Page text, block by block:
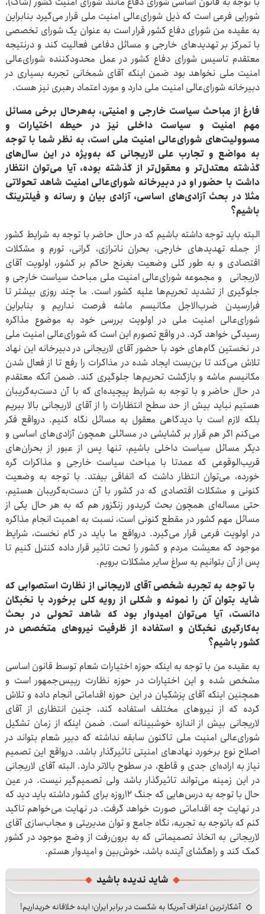
شورایی فرعی است که ذیل شورای‌عالی امنیت ملی قرار می‌گیرد بنابراین
به عقیده من شورای دفاع کشور قرار است به‌ عنوان یک شورای تخصصی
با تمرکز بر تهدیدهای خارجی و مسائل دفاعی فعالیت کند و درنتیجه
معتقدم تاسیس شورای دفاع کشور در عمل محدودکننده شورای‌عالی
امنیت ملی نخواهد بود ضمن اینکه آقای شمخانی تجربه بسیاری در
دبیرخانه شورای‌عالی امنیت ملی دارد و مورد اعتماد رهبری نیز هست.
فارغ از مباحث سیاست خارجی و امنیتی، به‌هرحال برخی مسائل
مهم امنیت و سیاست داخلی نیز در حیطه اختیارات و
مسوولیت‌های شورای‌عالی امنیت ملی است، به نظر شما با توجه
به مواضع و تجارب علی لاریجانی که به‌ویژه در این سال‌های
گذشته معتدل‌تر و معقول‌تر از گذشته بوده، آیا می‌توان انتظار
داشت با حضور او در دبیرخانه شورای‌عالی امنیت شاهد تحولاتی
مثلا در بحث آزادی‌های اساسی، آزادی بیان و رسانه و فیلترینگ
باشیم؟
البته باید توجه داشته باشیم که در حال حاضر با توجه به شرایط کشور
از جمله تهدیدهای خارجی، بحران ناترازی، گرانی، تورم و مشکلات
اقتصادی و به طور کلی وضعیت بغرنج حاکم بر کشور، اولویت آقای
لاریجانی و مجموعه شورای‌عالی امنیت ملی مباحث سیاست خارجی و
جلوگیری از تشدید تحریم‌ها علیه کشور است. ما چند روزی بیشتر تا
فرارسیدن ضرب‌الاجل مکانیسم ماشه فرصت نداریم و بنابراین
شورای‌عالی امنیت ملی در اولویت بررسی خود به موضوع مذاکره
رسیدگی خواهد کرد. در واقع تصورم این است که شورای‌عالی امنیت ملی
در نخستین گام‌های خود با حضور آقای لاریجانی در دبیرخانه این نهاد
تلاش می‌کند تا بن‌بست ایجاد شده در مذاکرات را رفع تا از فعال شدن
مکانیسم ماشه و بازگشت تحریم‌ها جلوگیری کند. ضمن آنکه معتقدم
در حال حاضر و با توجه به شرایط پیچیده‌ای که با آن دست‌به‌گریبان
هستیم نباید بیش از حد سطح انتظارات را از آقای لاریجانی بالا ببریم
بلکه لازم است با دیدگاهی معقول به مسائل نگاه کنیم. درواقع فکر
می‌کنم اگر هم قرار بر گشایشی در مسائلی همچون آزادی‌های اساسی و
دیگر مسائل سیاست داخلی باشیم، تنها پس از عبور از بحران‌های
قریب‌الوقوعی که عمدتا با مباحث سیاست خارجی و مذاکرات گره
خورده، می‌توان انتظار داشت که اتفاقی بیفتد. با توجه به وضعیت
کنونی و مشکلات اقتصادی که در کشور با آن دست‌به‌گریبان هستیم،
حتی مساله‌ای همچون بحث کریدور زنگزور هم که به هر حال یکی از
مسائل مهم کشور در مقطع کنونی است، نسبت به اهمیت انجام مذاکره
در اولویت فرعی قرار می‌گیرد. درواقع ما باید در گام نخست، شرایط
موجود که معیشت مردم و کشور را تحت تاثیر قرار داده کنترل کنیم تا
پس از آن بتوانیم به سراغ سایر مشکلات برویم.
با توجه به تجربه شخصی آقای لاریجانی از نظارت استصوابی که
شاید بتوان آن را نمونه و شکلی از رویه کلی برخورد با نخبگان
دانست، آیا می‌توان امیدوار بود که شاهد تحولی در بحث
به‌کارگیری نخبگان و استفاده از ظرفیت نیروهای متخصص در
کشور باشیم؟
به عقیده من با توجه به اینکه حوزه اختیارات شعام توسط قانون اساسی
مشخص شده و این اختیارات در حوزه نظارت رییس‌جمهور است و
همچنین اینکه آقای پزشکیان در این حوزه اقداماتی انجام داده و تلاش
کرده که از نیروهای مختلف استفاده کند، چنین انتظاری از آقای
لاریجانی بیش از اندازه خوشبینانه است. ضمن اینکه از زمان تشکیل
شورای‌عالی امنیت ملی تاکنون سابقه نداشته که دبیر شعام بتواند در
اصلاح نوع برخورد نهادهای امنیتی تاثیرگذار باشد. درواقع این تصمیم
نیاز به اراده‌ای جدی و قاطع، در سطوح بالاتر دارد. البته آقای لاریجانی
در این زمینه می‌تواند تاثیرگذار باشد ولی تصمیم‌گیر نیست. در عین
حال با توجه به درس‌هایی که جنگ ۱۲‌روزه برای کشور داشته باید دید که
در نهایت چه اقداماتی صورت خواهد گرفت. در نهایت می‌خواهم تاکید
کنم که باتوجه به تجربه، نگاه جامع و توان مدیریتی و مجاب‌سازی آقای
لاریجانی به اتخاذ تصمیماتی که به برون‌رفت از وضع موجود در کشور
کمک کند و راهگشای آینده باشد، خوش‌بین و امیدوار هستم.
شاید ندیده باشید
آشکارترین اعتراف آمریکا به شکست در برابر ایران؛ ایده خلاقانه خریداریم!